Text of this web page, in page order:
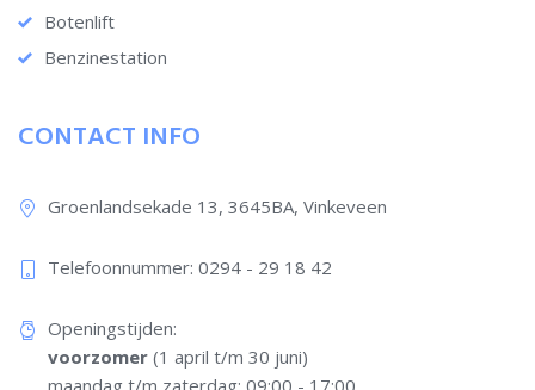
Botenlift
Benzinestation
CONTACT INFO
Groenlandsekade 13, 3645BA, Vinkeveen
Telefoonnummer: 0294 - 29 18 42​
Openingstijden:
voorzomer(1 april t/m 30 juni)